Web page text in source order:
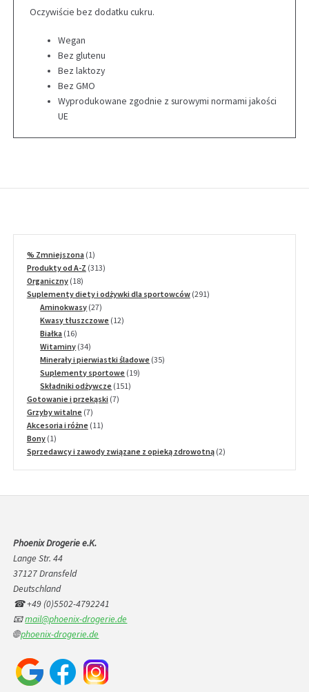
Oczywiście bez dodatku cukru.
Wegan
Bez glutenu
Bez laktozy
Bez GMO
Wyprodukowane zgodnie z surowymi normami jakości
UE
% Zmniejszona 11
produkt
Produkty od A-Z 313313
Organiczny 1818
produktów
Suplementy diety i odżywki dla sportowców 291291
Aminokwasy 2727
produktów
Kwasy tłuszczowe 1212
Białka 1616
produktów
Witaminy 3434
produkty
Minerały i pierwiastki śladowe 3535
Suplementy sportowe 1919
Składniki odżywcze 151151
Gotowanie i przekąski 77
Grzyby witalne 77
produktów
Akcesoria i różne 1111
Bony 11
produkt
Sprzedawcy i zawody związane z opieką zdrowotną 22
Phoenix Drogerie e.K.
Lange Str. 44
37127 Dransfeld
Deutschland
☎ +49 (0)5502-4792241
📧mail@phoenix-drogerie.de
🌐phoenix-drogerie.de